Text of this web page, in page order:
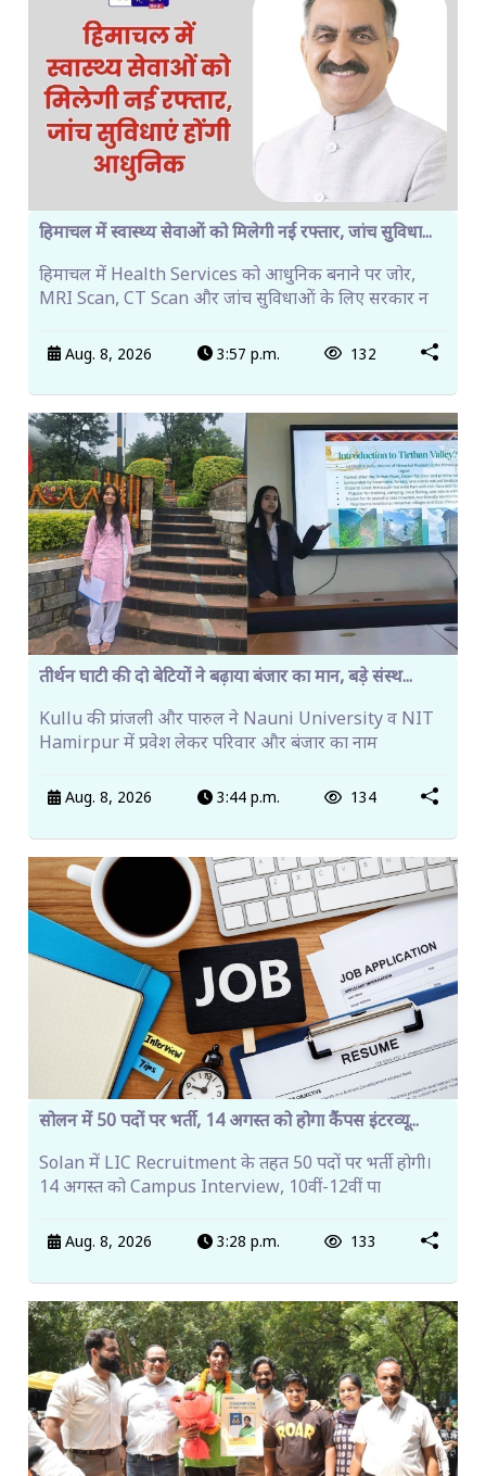
हिमाचल में स्वास्थ्य सेवाओं को मिलेगी नई रफ्तार, जांच सुविधा...
हिमाचल में Health Services को आधुनिक बनाने पर जोर,
MRI Scan, CT Scan और जांच सुविधाओं के लिए सरकार न
Aug. 8, 2026 3:57 p.m. 132
तीर्थन घाटी की दो बेटियों ने बढ़ाया बंजार का मान, बड़े संस्थ...
Kullu की प्रांजली और पारुल ने Nauni University व NIT
Hamirpur में प्रवेश लेकर परिवार और बंजार का नाम
Aug. 8, 2026 3:44 p.m. 134
सोलन में 50 पदों पर भर्ती, 14 अगस्त को होगा कैंपस इंटरव्यू...
Solan में LIC Recruitment के तहत 50 पदों पर भर्ती होगी।
14 अगस्त को Campus Interview, 10वीं-12वीं पा
Aug. 8, 2026 3:28 p.m. 133